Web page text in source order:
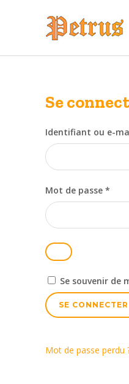
Se
Identifiant ou e-
Mot de passe *
Se souvenir de
SE CONNECTER
Mot de passe perdu